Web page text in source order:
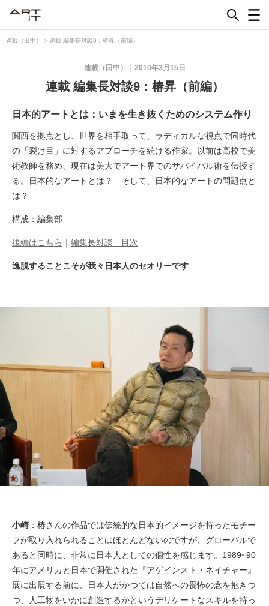
連載（田中） > 連載 編集長対談9：椿昇（前編）
2010年3月15日
連載（田中）
連載 編集長対談9：椿昇（前編）
日本的アートとは：いまを生き抜くためのシステム作り
関西を拠点とし、世界を相手取って、ラディカルな視点で同時代
の「裂け目」に対するアプローチを続ける作家。以前は高校で美
術教師を務め、現在は美大でアート界でのサバイバル術を伝授す
る。日本的なアートとは？ そして、日本的なアートの問題点と
は？
構成：編集部
後編はこちら ｜ 編集長対談 目次
逸脱することこそが我々日本人のセオリーです
小崎 ：椿さんの作品では伝統的な日本的イメージを持ったモチー
フが取り入れられることはほとんどないのですが、グローバルで
あると同時に、非常に日本人としての個性を感じます。1989~90
年にアメリカと日本で開催された『アゲインスト・ネイチャー』
展に出展する前に、日本人がかつては自然への畏怖の念を抱きつ
つ、人工物をいかに創造するかというデリケートなスキルを持っ